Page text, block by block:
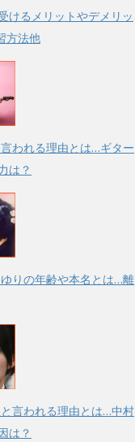
けるメリットやデメリッ
方法他
われる理由とは…ギター
は？
りの年齢や本名とは…離
言われる理由とは…中村
は？